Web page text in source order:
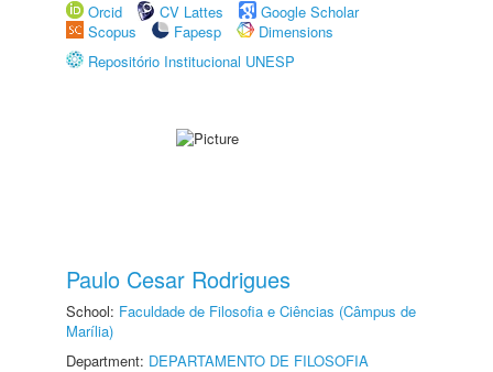
Orcid
CV Lattes
Google Scholar
Scopus
Fapesp
Dimensions
Repositório Institucional UNESP
Paulo Cesar Rodrigues
School: Faculdade de Filosofia e Ciências (Câmpus de
Marília)
Department: DEPARTAMENTO DE FILOSOFIA